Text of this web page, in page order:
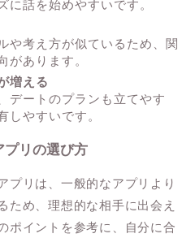
に話を始めやすいです。
や考え方が似ているため、関
があります。
増える
デートのプランも立てやす
しやすいです。
プリの選び方
プリは、一般的なアプリより
ため、理想的な相手に出会え
ポイントを参考に、自分に合